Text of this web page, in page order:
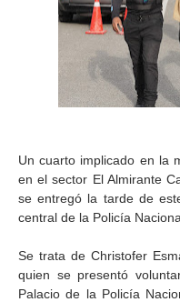
Un cuarto implicado en la
en el sector El Almirante
se entregó la tarde de
central de la Policía
Se trata de Christofer
quien se presentó
Palacio de la Policía